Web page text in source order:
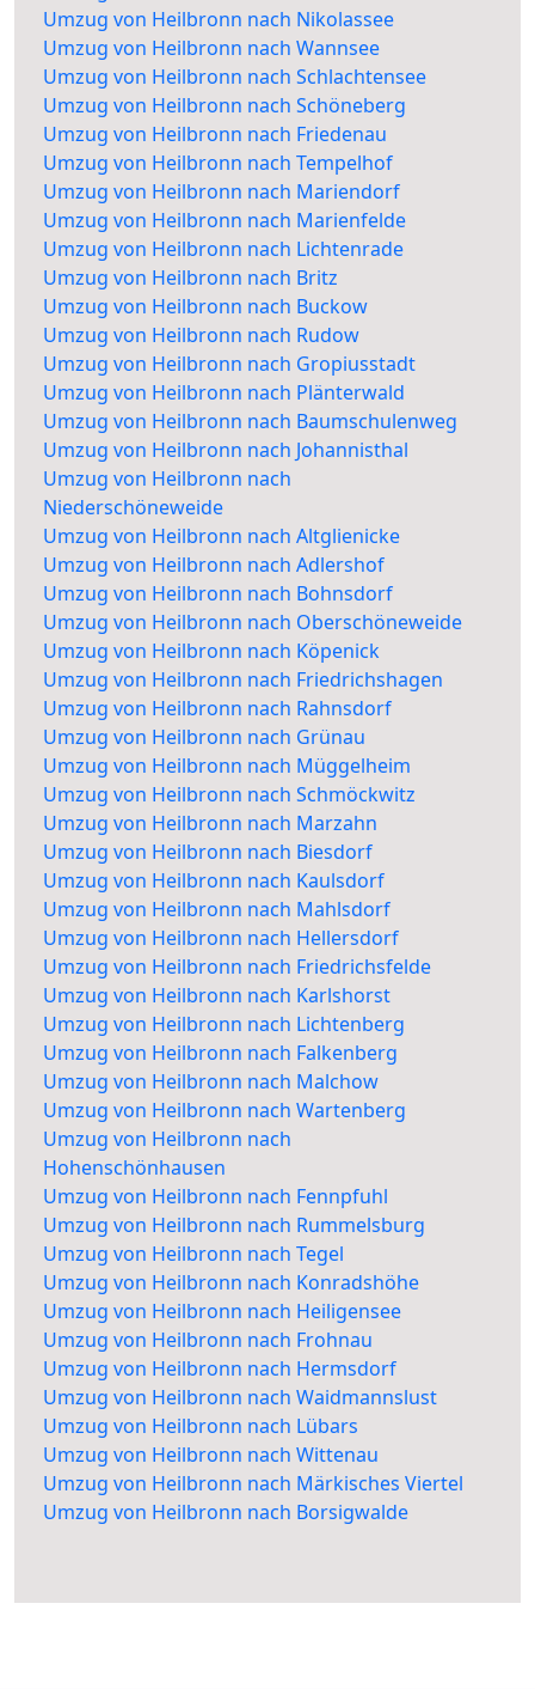
Umzug von Heilbronn nach Nikolassee
Umzug von Heilbronn nach Wannsee
Umzug von Heilbronn nach Schlachtensee
Umzug von Heilbronn nach Schöneberg
Umzug von Heilbronn nach Friedenau
Umzug von Heilbronn nach Tempelhof
Umzug von Heilbronn nach Mariendorf
Umzug von Heilbronn nach Marienfelde
Umzug von Heilbronn nach Lichtenrade
Umzug von Heilbronn nach Britz
Umzug von Heilbronn nach Buckow
Umzug von Heilbronn nach Rudow
Umzug von Heilbronn nach Gropiusstadt
Umzug von Heilbronn nach Plänterwald
Umzug von Heilbronn nach Baumschulenweg
Umzug von Heilbronn nach Johannisthal
Umzug von Heilbronn nach
Niederschöneweide
Umzug von Heilbronn nach Altglienicke
Umzug von Heilbronn nach Adlershof
Umzug von Heilbronn nach Bohnsdorf
Umzug von Heilbronn nach Oberschöneweide
Umzug von Heilbronn nach Köpenick
Umzug von Heilbronn nach Friedrichshagen
Umzug von Heilbronn nach Rahnsdorf
Umzug von Heilbronn nach Grünau
Umzug von Heilbronn nach Müggelheim
Umzug von Heilbronn nach Schmöckwitz
Umzug von Heilbronn nach Marzahn
Umzug von Heilbronn nach Biesdorf
Umzug von Heilbronn nach Kaulsdorf
Umzug von Heilbronn nach Mahlsdorf
Umzug von Heilbronn nach Hellersdorf
Umzug von Heilbronn nach Friedrichsfelde
Umzug von Heilbronn nach Karlshorst
Umzug von Heilbronn nach Lichtenberg
Umzug von Heilbronn nach Falkenberg
Umzug von Heilbronn nach Malchow
Umzug von Heilbronn nach Wartenberg
Umzug von Heilbronn nach
Hohenschönhausen
Umzug von Heilbronn nach Fennpfuhl
Umzug von Heilbronn nach Rummelsburg
Umzug von Heilbronn nach Tegel
Umzug von Heilbronn nach Konradshöhe
Umzug von Heilbronn nach Heiligensee
Umzug von Heilbronn nach Frohnau
Umzug von Heilbronn nach Hermsdorf
Umzug von Heilbronn nach Waidmannslust
Umzug von Heilbronn nach Lübars
Umzug von Heilbronn nach Wittenau
Umzug von Heilbronn nach Märkisches Viertel
Umzug von Heilbronn nach Borsigwalde